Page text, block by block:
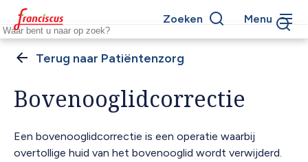
Overslaan
en
naar
gaan
Keywords
Zoeken Menu
Patiëntenzorg
Bovenooglidcorrectie
Een bovenooglidcorrectie is een operatie waarbij
overtollige huid van het bovenooglid wordt verwijderd.